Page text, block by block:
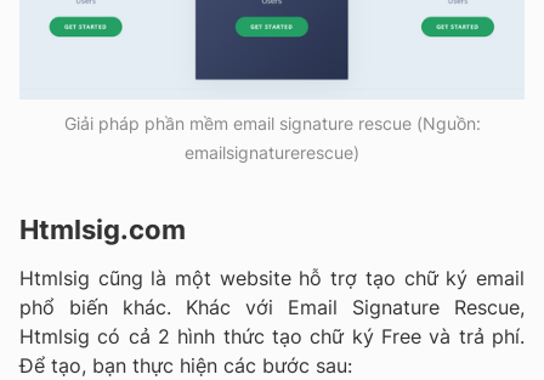
Giải pháp phần mềm email signature rescue (Nguồn:
emailsignaturerescue)
Htmlsig.com
Htmlsig cũng là một website hỗ trợ tạo chữ ký email
phổ biến khác. Khác với Email Signature Rescue,
Htmlsig có cả 2 hình thức tạo chữ ký Free và trả phí.
Để tạo, bạn thực hiện các bước sau: